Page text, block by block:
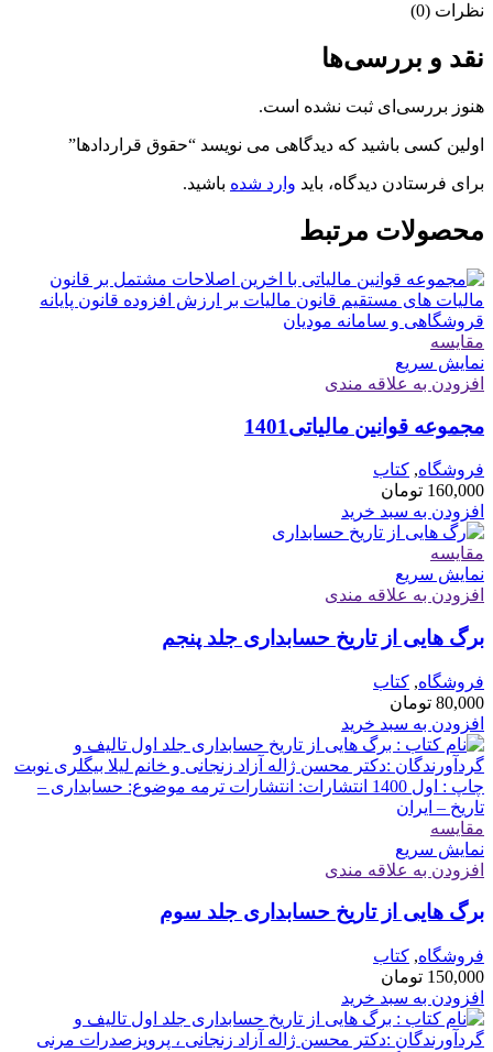
نظرات (0)
نقد و بررسی‌ها
هنوز بررسی‌ای ثبت نشده است.
اولین کسی باشید که دیدگاهی می نویسد “حقوق قراردادها”
برای فرستادن دیدگاه، باید وارد شده باشید.
محصولات مرتبط
مقايسه
نمایش سریع
افزودن به علاقه مندی
مجموعه قوانین مالیاتی1401
فروشگاه, کتاب
160,000 تومان
افزودن به سبد خرید
مقايسه
نمایش سریع
افزودن به علاقه مندی
برگ هایی از تاریخ حسابداری جلد پنجم
فروشگاه, کتاب
80,000 تومان
افزودن به سبد خرید
مقايسه
نمایش سریع
افزودن به علاقه مندی
برگ هایی از تاریخ حسابداری جلد سوم
فروشگاه, کتاب
150,000 تومان
افزودن به سبد خرید